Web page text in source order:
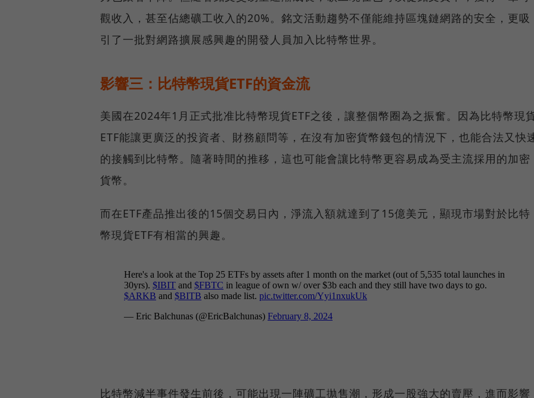
觀收入，甚至佔總礦工收入的20%。銘文活動趨勢不僅能維持區塊鏈網路的安全，更吸
引了一批對網路擴展感興趣的開發人員加入比特幣世界。
影響三：比特幣現貨ETF的資金流
美國在2024年1月正式批准比特幣現貨ETF之後，讓整個幣圈為之振奮。因為比特幣現
ETF能讓更廣泛的投資者、財務顧問等，在沒有加密貨幣錢包的情況下，也能合法又快
的接觸到比特幣。隨著時間的推移，這也可能會讓比特幣更容易成為受主流採用的加密
貨幣。
而在ETF產品推出後的15個交易日內，淨流入額就達到了15億美元，顯現市場對於比特
幣現貨ETF有相當的興趣。
比特幣減半事件發生前後，可能出現一陣礦工拋售潮，形成一股強大的賣壓，進而影響